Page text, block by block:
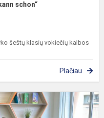
schon“
šeštų klasių vokiečių kalbos
Plačiau